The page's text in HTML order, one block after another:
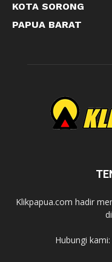
KOTA SORONG
PAPUA BARAT
Klikpapua.com hadir
Hubungi kami: